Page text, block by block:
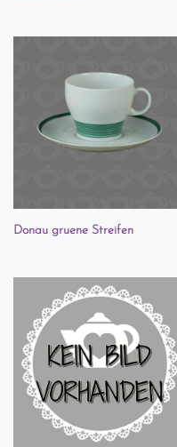
Donau gruene Streifen